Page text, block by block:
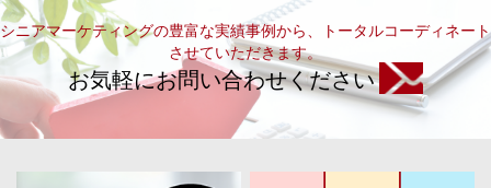
シニアマーケティングの豊富な実績事例から、トータルコーディネート
させていただきます。
お気軽にお問い合わせください